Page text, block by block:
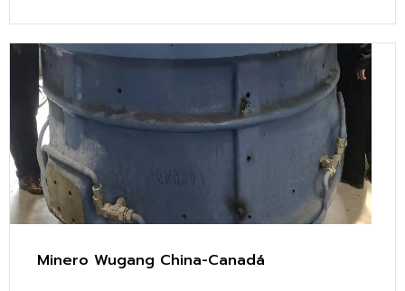
Minero Wugang China-Canadá